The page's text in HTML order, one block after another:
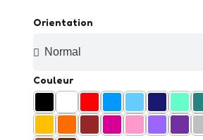
Orientation
Couleur